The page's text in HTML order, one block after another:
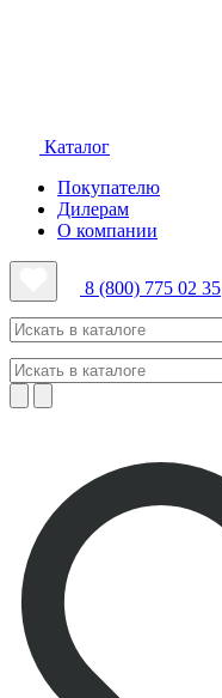
Каталог
Покупателю
Дилерам
О компании
8 (800) 775 02 35